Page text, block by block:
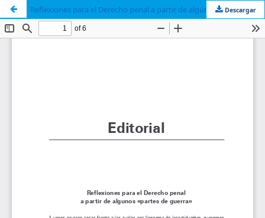
Reflexiones para el Derecho penal a partir de algunos «partes de guerra»
Descargar